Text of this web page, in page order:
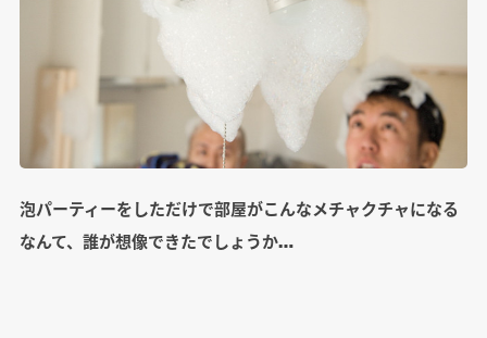
泡パーティーをしただけで部屋がこんなメチャクチャになる
なんて、誰が想像できたでしょうか…